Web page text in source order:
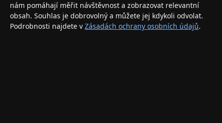
INFORMACE
Doprava a doručení
nám pomáhají měřit návštěvnost a zobrazovat relevantní
obsah. Souhlas je dobrovolný a můžete jej kdykoli odvolat.
Podrobnosti najdete v Zásadách ochrany osobních údajů.